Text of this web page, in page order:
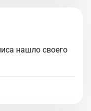
нашло своего